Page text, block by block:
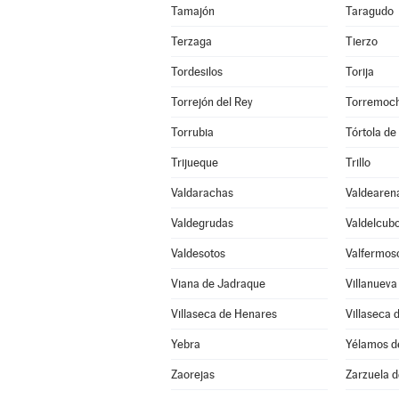
Tamajón Taragudo
Terzaga Tierzo
Tordesilos Torija
Torrejón del Rey
Torrubia Tórtola de
Trijueque Trillo
Valdarachas
Valdegrudas
Valdesotos
Viana de Jadraque
Villaseca de Henares Villaseca
Yebra Yélamos
Zaorejas Zarzuela